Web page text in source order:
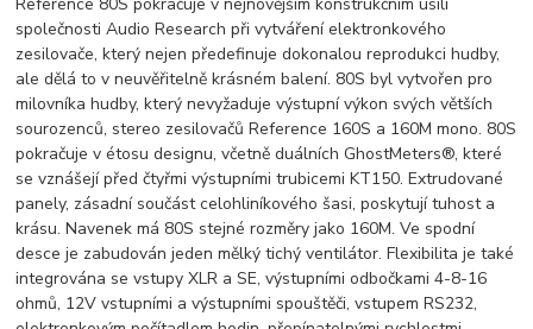
Reference 80S pokračuje v nejnovějším konstrukčním úsilí
společnosti Audio Research při vytváření elektronkového
zesilovače, který nejen předefinuje dokonalou reprodukci hudby,
ale dělá to v neuvěřitelně krásném balení. 80S byl vytvořen pro
milovníka hudby, který nevyžaduje výstupní výkon svých větších
sourozenců, stereo zesilovačů Reference 160S a 160M mono. 80S
pokračuje v étosu designu, včetně duálních GhostMeters®, které
se vznášejí před čtyřmi výstupními trubicemi KT150. Extrudované
panely, zásadní součást celohliníkového šasi, poskytují tuhost a
krásu. Navenek má 80S stejné rozměry jako 160M. Ve spodní
desce je zabudován jeden mělký tichý ventilátor. Flexibilita je také
integrována se vstupy XLR a SE, výstupními odbočkami 4-8-16
ohmů, 12V vstupními a výstupními spouštěči, vstupem RS232,